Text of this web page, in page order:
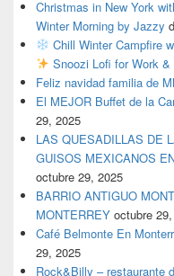
Christmas in New York
Winter Morning by Jazzy
Chill Winter Campfire
Snoozi Lofi for Work &
Feliz navidad familia de
El MEJOR Buffet de la
29, 2025
LAS QUESADILLAS DE
GUISOS MEXICANOS
octubre 29, 2025
BARRIO ANTIGUO
MONTERREY octubre
Café Belmonte En
29, 2025
Rock&Billy – restaurante